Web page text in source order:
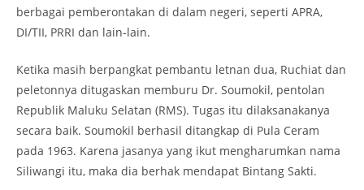
berbagai pemberontakan di dalam negeri, seperti APRA,
DI/TII, PRRI dan lain-lain.
Ketika masih berpangkat pembantu letnan dua, Ruchiat dan
peletonnya ditugaskan memburu Dr. Soumokil, pentolan
Republik Maluku Selatan (RMS). Tugas itu dilaksanakanya
secara baik. Soumokil berhasil ditangkap di Pula Ceram
pada 1963. Karena jasanya yang ikut mengharumkan nama
Siliwangi itu, maka dia berhak mendapat Bintang Sakti.